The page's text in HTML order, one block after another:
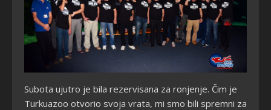
Subota ujutro je bila rezervisana za ronjenje. Čim je
Turkuazoo otvorio svoja vrata, mi smo bili spremni za